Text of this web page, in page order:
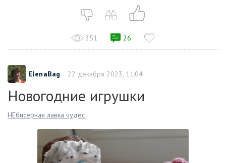
351 26
ElenaBag 22 декабря 2023, 11:04
Новогодние игрушки
НЕбисерная лавка чудес